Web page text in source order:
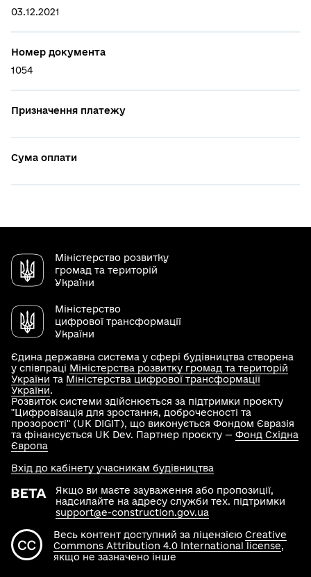
03.12.2021
Номер документа
1054
Призначення платежу
Cума оплати
Міністерство розвитку
громад та територій
України
Міністерство
цифрової трансформації
України
Єдина державна система у сфері будівництва створена
у співпраці Міністерства розвитку громад та територій
України та Міністерства цифрової трансформації
України.
Розвиток системи здійснюється за підтримки проєкту
"Цифровізація для зростання, доброчесності та
прозорості" (UK DIGIT), що виконується Фондом Євразія
та фінансується UK Dev. Партнер проєкту — Фонд Східна
Європа
Якщо ви маєте зауваження або пропозиції,
надсилайте на адресу служби тех. підтримки
support@e-construction.gov.ua
Весь контент доступний за ліцензією Creative
Commons Attribution 4.0 International license,
якщо не зазначено інше
Вхід до кабінету учасникам будівництва